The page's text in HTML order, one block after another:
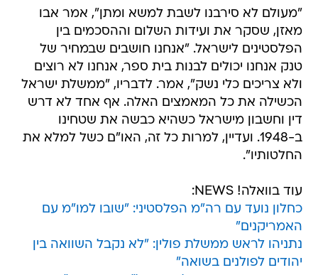
"מעולם לא סירבנו לשבת למשא ומתן", אמר אבו
מאזן, שסקר את ועידות השלום וההסכמים בין
הפלסטינים לישראל. "אנחנו חושבים שבמחיר של
טנק אנחנו יכולים לבנות בית ספר, אנחנו לא רוצים
ולא צריכים כלי נשק", אמר. לדבריו, "ממשלת ישראל
הכשילה את כל המאמצים האלה. אף אחד לא דרש
דין וחשבון מישראל כשהיא כבשה את שטחינו
ב-1948. ועדיין, למרות כל זה, האו"ם כשל למלא את
החלטותיו".
עוד בוואלה! NEWS:
כחלון נועד עם רה"מ הפלסטיני: "שובו למו"מ עם
האמריקנים"
נתניהו לראש ממשלת פולין: "לא נקבל השוואה בין
יהודים לפולנים בשואה"